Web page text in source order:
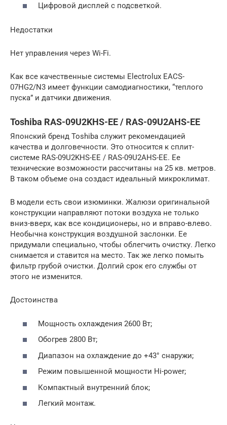
Цифровой дисплей с подсветкой.
Недостатки
Нет управления через Wi-Fi.
Как все качественные системы Electrolux EACS-
07HG2/N3 имеет функции самодиагностики, “теплого
пуска” и датчики движения.
Toshiba RAS-09U2KHS-EE / RAS-09U2AHS-EE
Японский бренд Toshiba служит рекомендацией
качества и долговечности. Это относится к сплит-
системе RAS-09U2KHS-EE / RAS-09U2AHS-EE. Ее
технические возможности рассчитаны на 25 кв. метров.
В таком объеме она создаст идеальный микроклимат.
В модели есть свои изюминки. Жалюзи оригинальной
конструкции направляют потоки воздуха не только
вниз-вверх, как все кондиционеры, но и вправо-влево.
Необычна конструкция воздушной заслонки. Ее
придумали специально, чтобы облегчить очистку. Легко
снимается и ставится на место. Так же легко помыть
фильтр грубой очистки. Долгий срок его службы от
этого не изменится.
Достоинства
Мощность охлаждения 2600 Вт;
Обогрев 2800 Вт;
Диапазон на охлаждение до +43° снаружи;
Режим повышенной мощности Hi-power;
Компактный внутренний блок;
Легкий монтаж.